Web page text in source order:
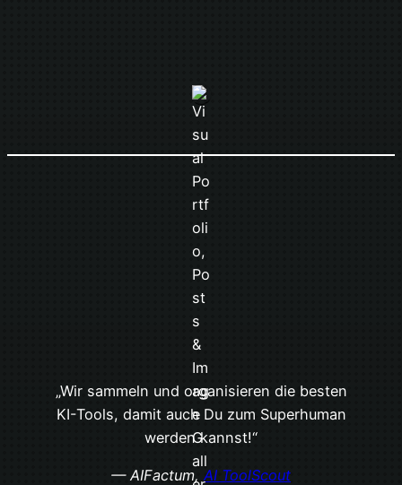
„Wir sammeln und organisieren die besten
KI-Tools, damit auch Du zum Superhuman
werden kannst!“
— AIFactum, AI ToolScout